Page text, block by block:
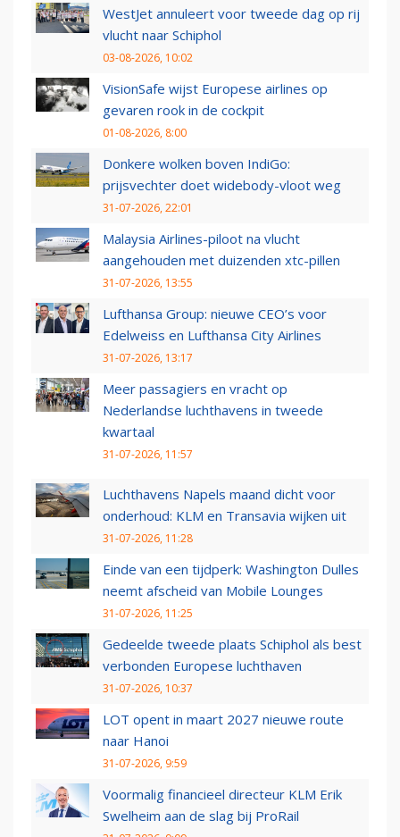
WestJet annuleert voor tweede dag op rij
vlucht naar Schiphol
03-08-2026, 10:02
VisionSafe wijst Europese airlines op
gevaren rook in de cockpit
01-08-2026, 8:00
Donkere wolken boven IndiGo:
prijsvechter doet widebody-vloot weg
31-07-2026, 22:01
Malaysia Airlines-piloot na vlucht
aangehouden met duizenden xtc-pillen
31-07-2026, 13:55
Lufthansa Group: nieuwe CEO’s voor
Edelweiss en Lufthansa City Airlines
31-07-2026, 13:17
Meer passagiers en vracht op
Nederlandse luchthavens in tweede
kwartaal
31-07-2026, 11:57
Luchthavens Napels maand dicht voor
onderhoud: KLM en Transavia wijken uit
31-07-2026, 11:28
Einde van een tijdperk: Washington Dulles
neemt afscheid van Mobile Lounges
31-07-2026, 11:25
Gedeelde tweede plaats Schiphol als best
verbonden Europese luchthaven
31-07-2026, 10:37
LOT opent in maart 2027 nieuwe route
naar Hanoi
31-07-2026, 9:59
Voormalig financieel directeur KLM Erik
Swelheim aan de slag bij ProRail